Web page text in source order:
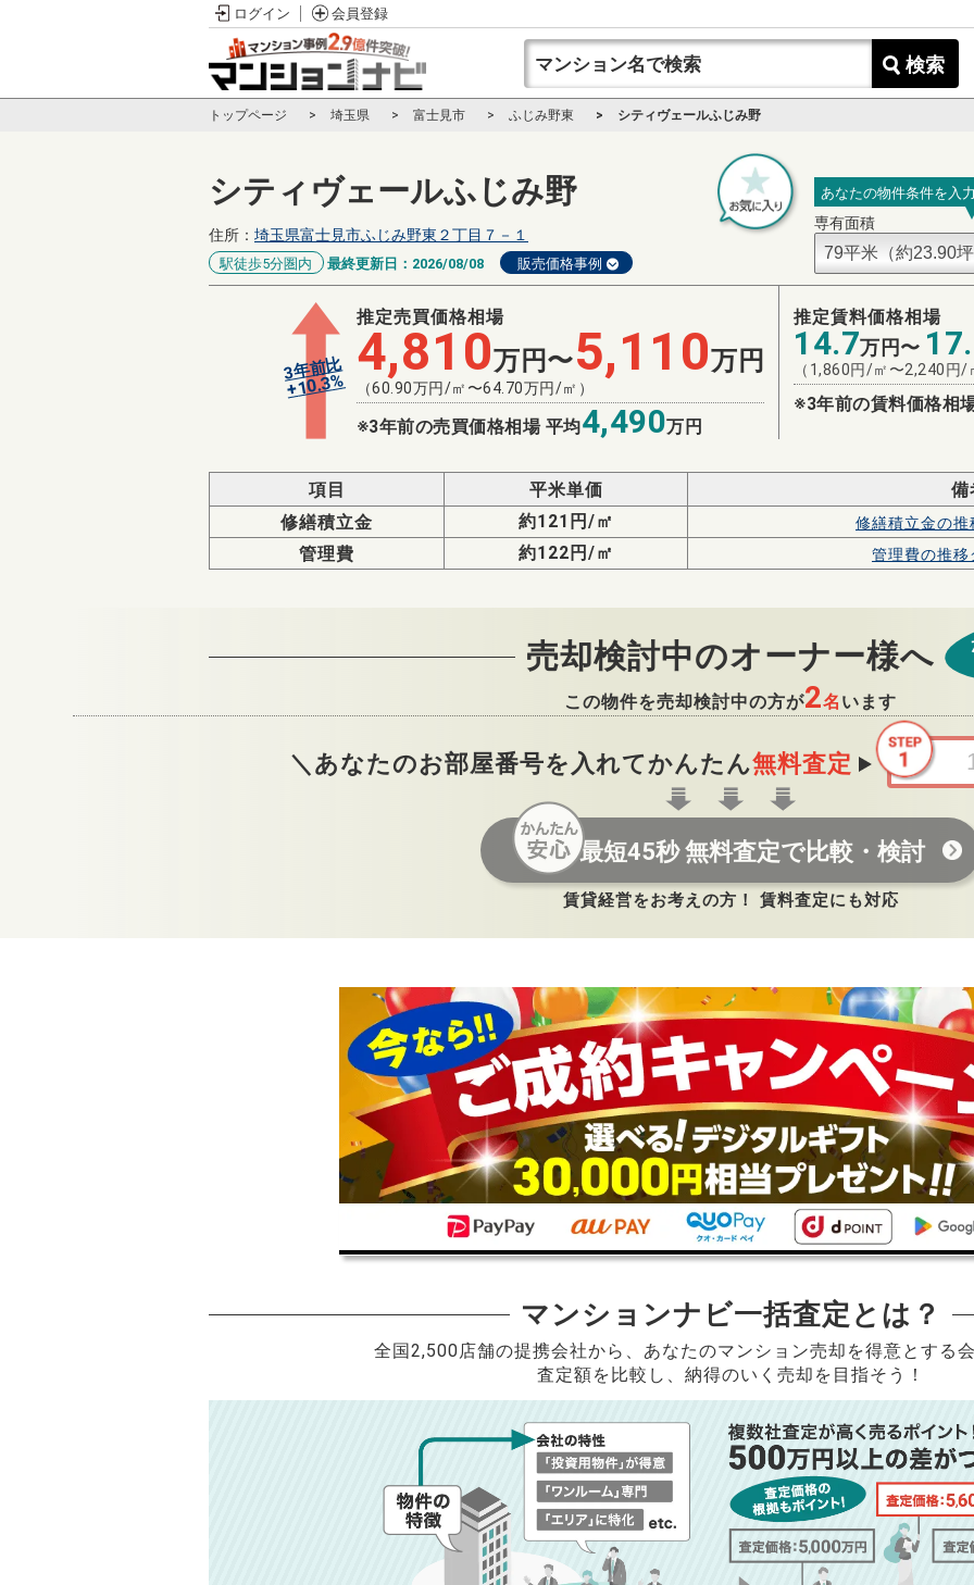
ログイン 会員登録
検索
トップページ 埼玉県 富士見市 ふじみ野東 シティヴェールふじみ野
シティヴェールふじみ野
住所： 埼玉県富士見市ふじみ野東２丁目７－１
駅徒歩5分圏内 最終更新日： 2026/08/08 販売価格事例
あなたの物件条件を入
専有面積
3年前比
+10.3%
推定売買価格相場
4,810万円〜5,110万円
（60.90万円/㎡〜64.70万円/㎡）
※3年前の売買価格相場 平均4,490万円
推定賃料価格相場
14.7万円〜
（ 1,860円/㎡〜2,240 円/
※3年前の賃料価格相
項目 平米単価
備
修繕積立金
約121円/㎡ 修繕積立金の推
管理費 約122円/㎡ 管理費の推移
売却検討中のオーナー様へ
この物件を売却検討中の方が2名 います
＼あなたのお部屋番号を入れてかんたん無料査定
最短45秒 無料査定で比較・検討
賃貸経営をお考えの方！ 賃料査定にも対応
マンションナビ一括査定とは？
全国2,500店舗の提携会社から、 あなたのマンション売却を得意とする
査定額を比較し、納得のいく売却を目指そう！